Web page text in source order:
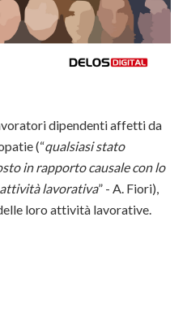
dipendenti affetti da
(“qualsiasi stato
in rapporto causale con lo
lavorativa” - A. Fiori),
loro attività lavorative.